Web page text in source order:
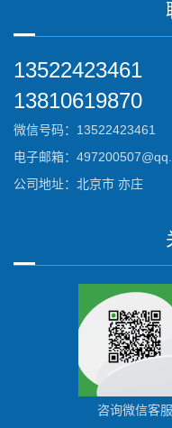
13522423461
13810619870
微信号码：13522423461
电子邮箱：
公司地址：北京市 亦庄
咨询微信客服